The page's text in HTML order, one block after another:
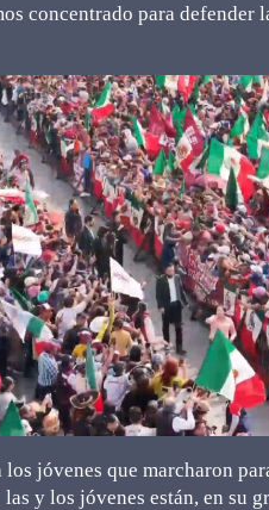
concentrado para
jóvenes que marcharon
y los jóvenes están, en su